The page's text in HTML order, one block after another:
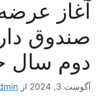
صندوق
دوم سال
آگوست 3, 2024 از